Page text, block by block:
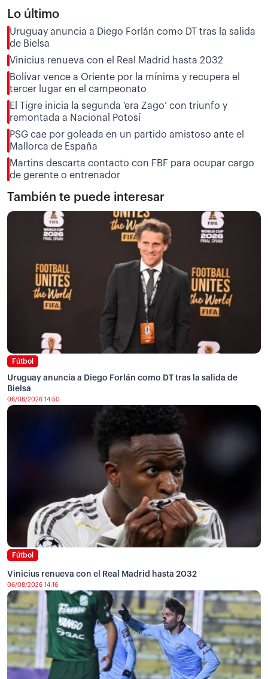
Lo último
Uruguay anuncia a Diego Forlán como DT tras la salida
de Bielsa
Vinicius renueva con el Real Madrid hasta 2032
Bolívar vence a Oriente por la mínima y recupera el
tercer lugar en el campeonato
El Tigre inicia la segunda ‘era Zago’ con triunfo y
remontada a Nacional Potosí
PSG cae por goleada en un partido amistoso ante el
Mallorca de España
Martins descarta contacto con FBF para ocupar cargo
de gerente o entrenador
También te puede interesar
Fútbol
Uruguay anuncia a Diego Forlán como DT tras la salida de
Bielsa
06/08/2026 14:50
Fútbol
Vinicius renueva con el Real Madrid hasta 2032
06/08/2026 14:16